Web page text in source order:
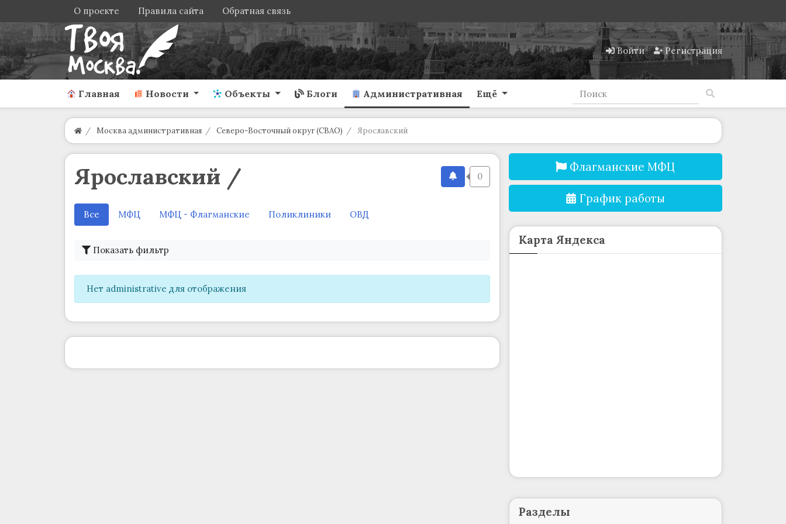
О проекте Правила сайта Обратная связь
Войти Регистрация
Главная Новости Объекты Блоги Административная Ещё
Москва административная Северо-Восточный округ (СВАО) Ярославский
Ярославский / 0
Все МФЦ МФЦ - Флагманские Поликлиники ОВД
Показать фильтр
Нет administrative для отображения
Флагманские МФЦ
График работы
Карта Яндекса
Разделы